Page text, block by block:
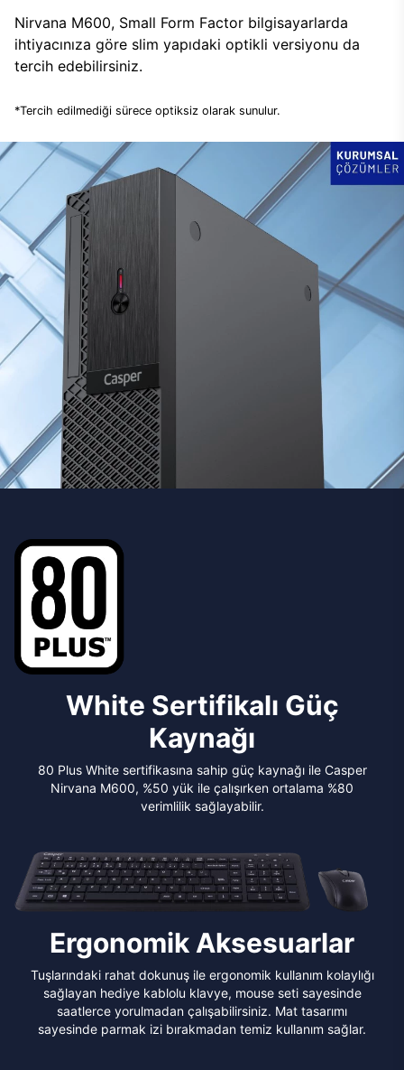
Nirvana M600, Small Form Factor bilgisayarlarda
ihtiyacınıza göre slim yapıdaki optikli versiyonu da
tercih edebilirsiniz.
*Tercih edilmediği sürece optiksiz olarak sunulur.
White Sertifikalı Güç
Kaynağı
80 Plus White sertifikasına sahip güç kaynağı ile Casper
Nirvana M600, %50 yük ile çalışırken ortalama %80
verimlilik sağlayabilir.
Ergonomik Aksesuarlar
Tuşlarındaki rahat dokunuş ile ergonomik kullanım kolaylığı
sağlayan hediye kablolu klavye, mouse seti sayesinde
saatlerce yorulmadan çalışabilirsiniz. Mat tasarımı
sayesinde parmak izi bırakmadan temiz kullanım sağlar.